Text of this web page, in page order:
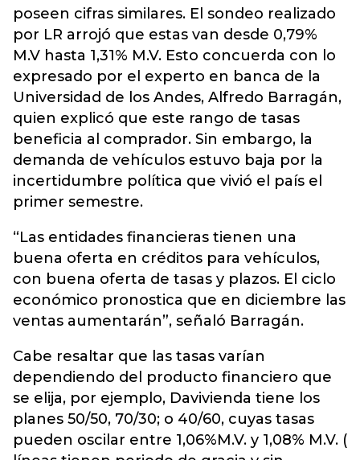
poseen cifras similares. El sondeo realizado
por LR arrojó que estas van desde 0,79%
M.V hasta 1,31% M.V. Esto concuerda con lo
expresado por el experto en banca de la
Universidad de los Andes, Alfredo Barragán,
quien explicó que este rango de tasas
beneficia al comprador. Sin embargo, la
demanda de vehículos estuvo baja por la
incertidumbre política que vivió el país el
primer semestre.
“Las entidades financieras tienen una
buena oferta en créditos para vehículos,
con buena oferta de tasas y plazos. El ciclo
económico pronostica que en diciembre las
ventas aumentarán”, señaló Barragán.
Cabe resaltar que las tasas varían
dependiendo del producto financiero que
se elija, por ejemplo, Davivienda tiene los
planes 50/50, 70/30; o 40/60, cuyas tasas
pueden oscilar entre 1,06%M.V. y 1,08% M.V. (